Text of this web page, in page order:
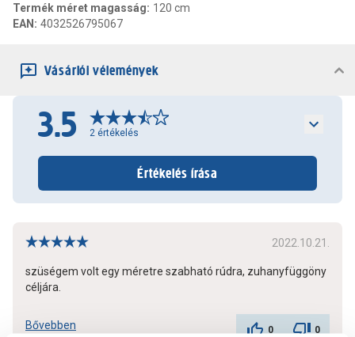
Termék méret magasság: 120 cm
EAN : 4032526795067
Vásárlói vélemények
3.5 2 értékelés
Értékelés írása
2022.10.21.
szüségem volt egy méretre szabható rúdra, zuhanyfüggöny
céljára.
Bővebben 0 0